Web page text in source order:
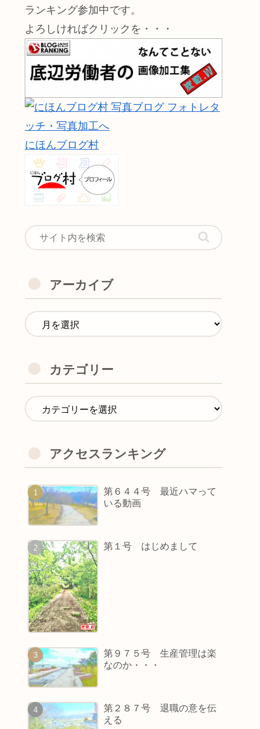
ランキング参加中です。
よろしければクリックを・・・
にほんブログ村
アーカイブ
カテゴリー
アクセスランキング
第６４４号 最近ハマって
いる動画
第１号 はじめまして
第９７５号 生産管理は楽
なのか・・・
第２８７号 退職の意を伝
える